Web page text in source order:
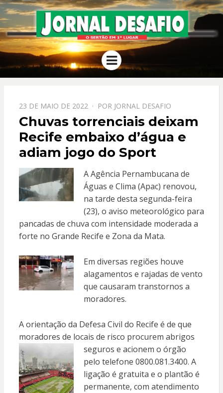
JORNAL
DESAFIO
O Sertão em 1º Lugar
Menu
PPOSTADO
EM
23 DE MAIO DE 2022 POR JORNAL DESAFIO
Chuvas torrenciais deixam
Recife embaixo d’água e
adiam jogo do Sport
A Agência Pernambucana de
Águas e Clima (Apac) renovou,
na tarde desta segunda-feira
(23), o aviso meteorológico para
pancadas de chuva com intensidade moderada a
forte no Grande Recife e Zona da Mata.
Em diversas regiões houve
alagamentos e rajadas de vento
que causaram transtornos a
moradores.
A orientação da Defesa Civil do Recife é de que
moradores de locais de risco procurem abrigos
seguros e acionem o órgão
pelo telefone 0800.081.3400. A
ligação é gratuita e o plantão é
permanente, com atendimento